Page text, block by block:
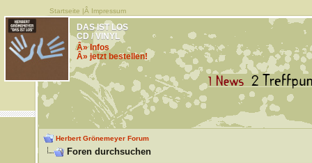
Startseite |Â Impressum
DAS IST LOS
CD / VINYL
Â» Infos
Â» jetzt bestellen!
Herbert Grönemeyer Forum
Foren durchsuchen